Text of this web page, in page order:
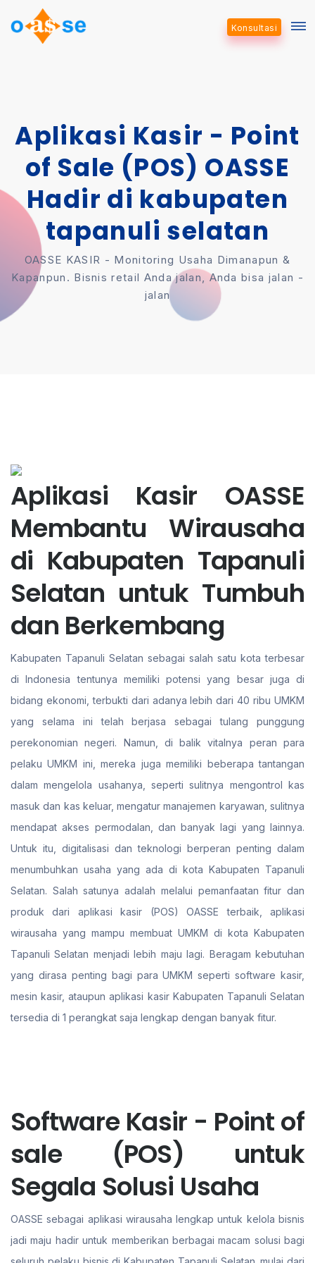
Konsultasi
Aplikasi Kasir - Point
of Sale (POS) OASSE
Hadir di kabupaten
tapanuli selatan
OASSE KASIR - Monitoring Usaha Dimanapun &
Kapanpun. Bisnis retail Anda jalan, Anda bisa jalan -
jalan
Aplikasi Kasir OASSE
Membantu Wirausaha
di Kabupaten Tapanuli
Selatan untuk Tumbuh
dan Berkembang
Kabupaten Tapanuli Selatan sebagai salah satu kota terbesar
di Indonesia tentunya memiliki potensi yang besar juga di
bidang ekonomi, terbukti dari adanya lebih dari 40 ribu UMKM
yang selama ini telah berjasa sebagai tulang punggung
perekonomian negeri. Namun, di balik vitalnya peran para
pelaku UMKM ini, mereka juga memiliki beberapa tantangan
dalam mengelola usahanya, seperti sulitnya mengontrol kas
masuk dan kas keluar, mengatur manajemen karyawan, sulitnya
mendapat akses permodalan, dan banyak lagi yang lainnya.
Untuk itu, digitalisasi dan teknologi berperan penting dalam
menumbuhkan usaha yang ada di kota Kabupaten Tapanuli
Selatan. Salah satunya adalah melalui pemanfaatan fitur dan
produk dari aplikasi kasir (POS) OASSE terbaik, aplikasi
wirausaha yang mampu membuat UMKM di kota Kabupaten
Tapanuli Selatan menjadi lebih maju lagi. Beragam kebutuhan
yang dirasa penting bagi para UMKM seperti software kasir,
mesin kasir, ataupun aplikasi kasir Kabupaten Tapanuli Selatan
tersedia di 1 perangkat saja lengkap dengan banyak fitur.
Software Kasir - Point of
sale (POS) untuk
Segala Solusi Usaha
OASSE sebagai aplikasi wirausaha lengkap untuk kelola bisnis
jadi maju hadir untuk memberikan berbagai macam solusi bagi